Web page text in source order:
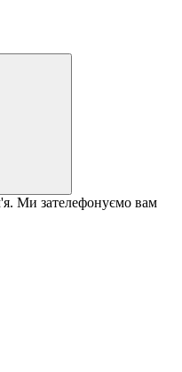
Ми зателефонуємо вам